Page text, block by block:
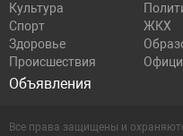
Культура
Спорт
ЖКХ
Здоровье
Происшествия
Объявления
Все права защищены и